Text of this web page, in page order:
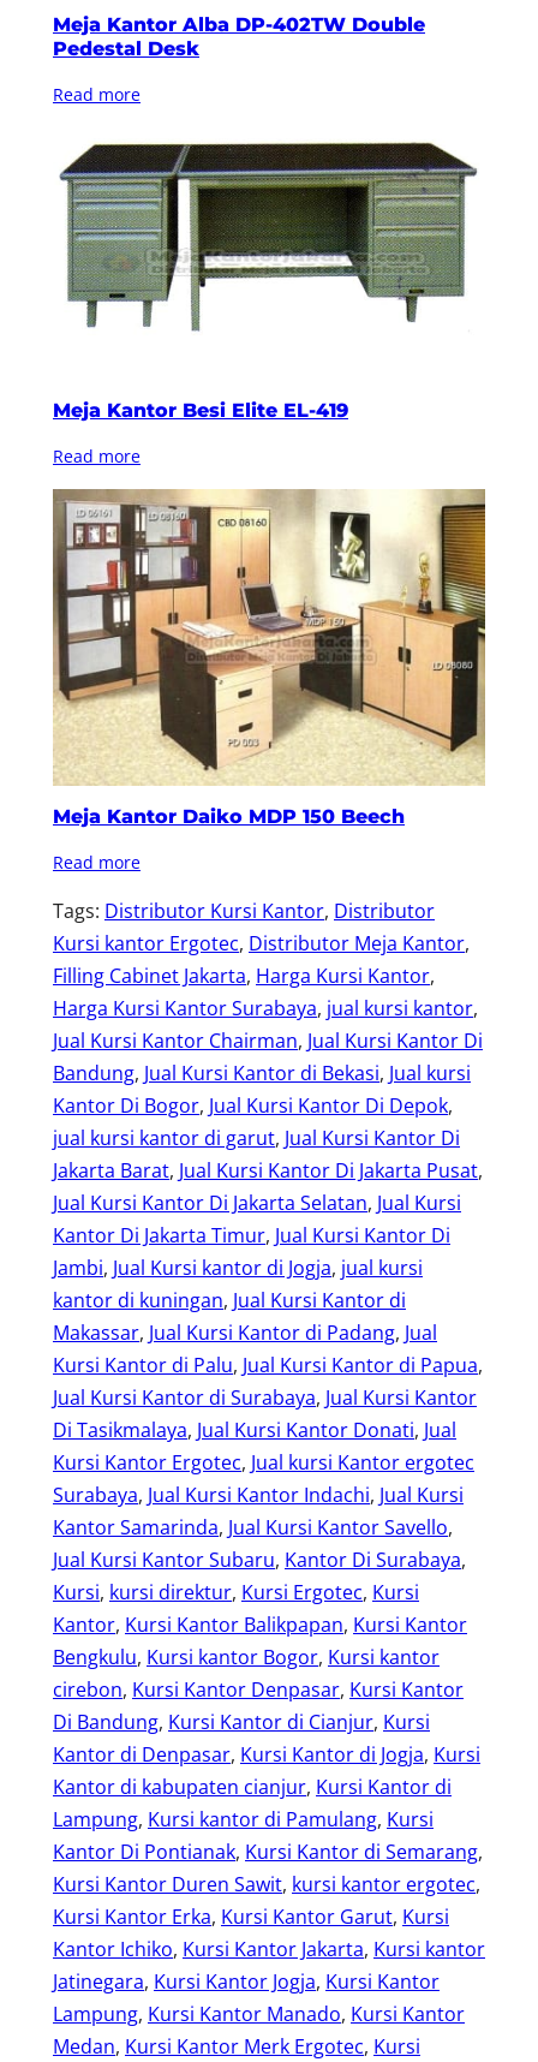
Meja Kantor Alba DP-402TW Double
Pedestal Desk
Read more
Meja Kantor Besi Elite EL-419
Read more
Meja Kantor Daiko MDP 150 Beech
Read more
Tags: Distributor Kursi Kantor, Distributor
Kursi kantor Ergotec, Distributor Meja Kantor
Filling Cabinet Jakarta, Harga Kursi Kantor
Harga Kursi Kantor Surabaya, jual kursi kantor
Jual Kursi Kantor Chairman, Jual Kursi Kantor Di
Bandung, Jual Kursi Kantor di Bekasi, Jual kursi
Kantor Di Bogor, Jual Kursi Kantor Di Depok
jual kursi kantor di garut, Jual Kursi Kantor Di
Jakarta Barat, Jual Kursi Kantor Di Jakarta Pusat
Jual Kursi Kantor Di Jakarta Selatan, Jual Kursi
Kantor Di Jakarta Timur, Jual Kursi Kantor Di
Jambi, Jual Kursi kantor di Jogja, jual kursi
kantor di kuningan, Jual Kursi Kantor di
Makassar, Jual Kursi Kantor di Padang, Jual
Kursi Kantor di Palu, Jual Kursi Kantor di Papua
Jual Kursi Kantor di Surabaya, Jual Kursi Kantor
Di Tasikmalaya, Jual Kursi Kantor Donati, Jual
Kursi Kantor Ergotec, Jual kursi Kantor ergotec
Surabaya, Jual Kursi Kantor Indachi, Jual Kursi
Kantor Samarinda, Jual Kursi Kantor Savello
Jual Kursi Kantor Subaru, Kantor Di Surabaya
Kursi, kursi direktur, Kursi Ergotec, Kursi
Kantor, Kursi Kantor Balikpapan, Kursi Kantor
Bengkulu, Kursi kantor Bogor, Kursi kantor
cirebon, Kursi Kantor Denpasar, Kursi Kantor
Di Bandung, Kursi Kantor di Cianjur, Kursi
Kantor di Denpasar, Kursi Kantor di Jogja, Kursi
Kantor di kabupaten cianjur, Kursi Kantor di
Lampung, Kursi kantor di Pamulang, Kursi
Kantor Di Pontianak, Kursi Kantor di Semarang
Kursi Kantor Duren Sawit, kursi kantor ergotec
Kursi Kantor Erka, Kursi Kantor Garut, Kursi
Kantor Ichiko, Kursi Kantor Jakarta, Kursi kantor
Jatinegara, Kursi Kantor Jogja, Kursi Kantor
Lampung, Kursi Kantor Manado, Kursi Kantor
Medan, Kursi Kantor Merk Ergotec, Kursi